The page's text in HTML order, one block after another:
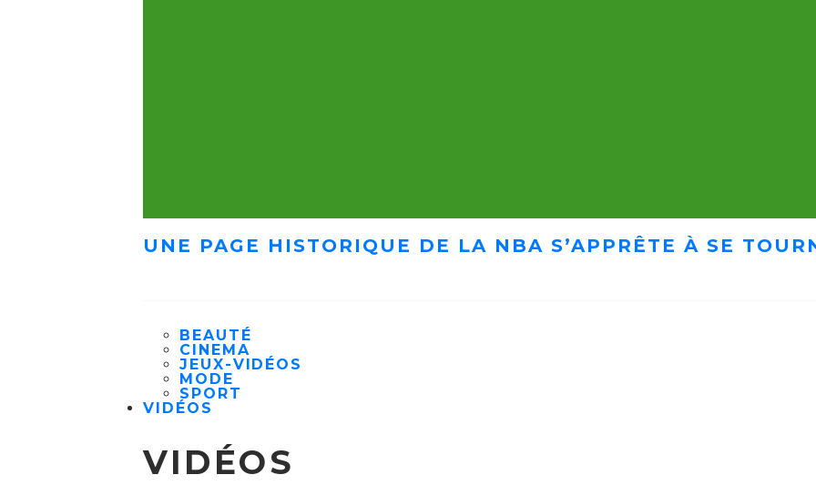
UNE PAGE HISTORIQUE DE LA NBA S’APPRÊTE À SE
BEAUTÉ
CINEMA
JEUX-VIDÉOS
MODE
SPORT
VIDÉOS
VIDÉOS